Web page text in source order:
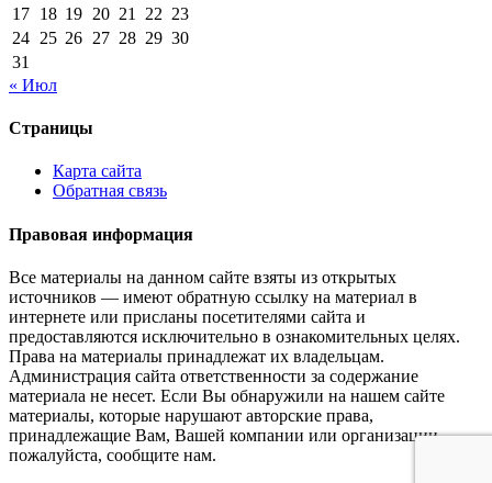
17 18 19 20 21 22 23
24 25 26 27 28 29 30
31
« Июл
Страницы
Карта сайта
Обратная связь
Правовая информация
Все материалы на данном сайте взяты из открытых
источников — имеют обратную ссылку на материал в
интернете или присланы посетителями сайта и
предоставляются исключительно в ознакомительных целях.
Права на материалы принадлежат их владельцам.
Администрация сайта ответственности за содержание
материала не несет. Если Вы обнаружили на нашем сайте
материалы, которые нарушают авторские права,
принадлежащие Вам, Вашей компании или организации,
пожалуйста, сообщите нам.